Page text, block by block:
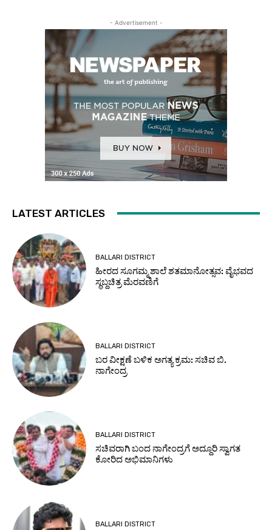
- Advertisement -
LATEST ARTICLES
BALLARI DISTRICT
ಹೀರದ ಸೂಗಮ್ಮ ಶಾಲೆ ಶತಮಾನೋತ್ಸವ: ವೈಭವದ
ಸ್ಥಬ್ದಚಿತ್ರ ಮೆರವಣಿಗೆ
BALLARI DISTRICT
ಬರ ವೀಕ್ಷಣೆ ಬಳಿಕ ಅಗತ್ಯ ಕ್ರಮ: ಸಚಿವ ಬಿ.
ನಾಗೇಂದ್ರ
BALLARI DISTRICT
ಸಚಿವರಾಗಿ ಬಂದ ನಾಗೇಂದ್ರಗೆ ಅದ್ದೂರಿ ಸ್ವಾಗತ
ಕೋರಿದ ಅಭಿಮಾನಿಗಳು
BALLARI DISTRICT